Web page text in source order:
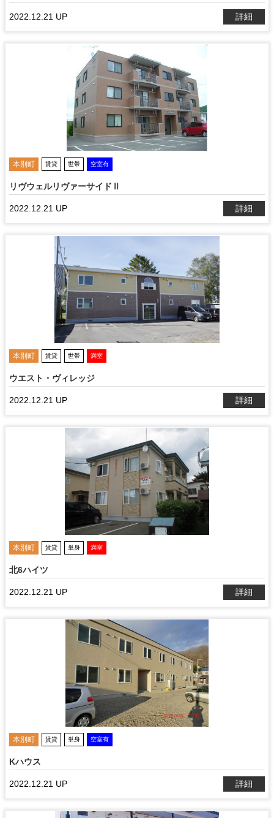
2022.12.21 UP 詳細
本別町 賃貸 世帯 空室有
リヴウェルリヴァーサイドⅡ
2022.12.21 UP 詳細
本別町 賃貸 世帯 満室
ウエスト・ヴィレッジ
2022.12.21 UP 詳細
本別町 賃貸 単身 満室
北6ハイツ
2022.12.21 UP 詳細
本別町 賃貸 単身 空室有
Kハウス
2022.12.21 UP 詳細